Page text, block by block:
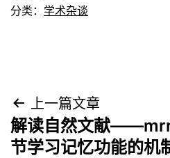
分类： 学术杂谈
文
章
上一篇文章
解读自然文献
节学习记忆功能的机